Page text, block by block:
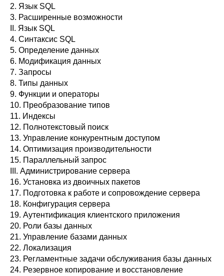
2. Язык SQL
3. Расширенные возможности
II. Язык SQL
4. Синтаксис SQL
5. Определение данных
6. Модификация данных
7. Запросы
8. Типы данных
9. Функции и операторы
10. Преобразование типов
11. Индексы
12. Полнотекстовый поиск
13. Управление конкурентным доступом
14. Оптимизация производительности
15. Параллельный запрос
III. Администрирование сервера
16. Установка из двоичных пакетов
17. Подготовка к работе и сопровождение сервера
18. Конфигурация сервера
19. Аутентификация клиентского приложения
20. Роли базы данных
21. Управление базами данных
22. Локализация
23. Регламентные задачи обслуживания базы данных
24. Резервное копирование и восстановление